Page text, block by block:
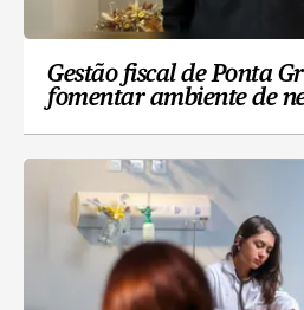
Gestão fiscal de Ponta
fomentar ambiente de